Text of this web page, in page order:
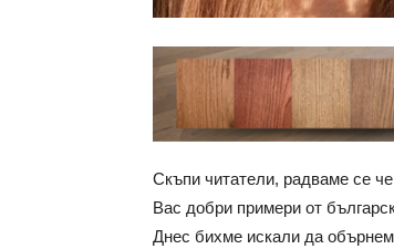
Скъпи читатели, радваме се
Вас добри примери от
Днес бихме искали да